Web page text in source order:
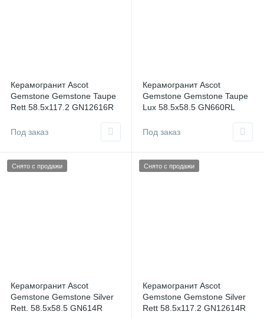
Керамогранит Ascot
Gemstone Gemstone Taupe
Rett 58.5x117.2 GN12616R
Под заказ
Керамогранит Ascot
Gemstone Gemstone Taupe
Lux 58.5x58.5 GN660RL
Под заказ
Снято с продажи
Керамогранит Ascot
Gemstone Gemstone Silver
Rett. 58.5x58.5 GN614R
Снято с продажи
Керамогранит Ascot
Gemstone Gemstone Silver
Rett 58.5x117.2 GN12614R